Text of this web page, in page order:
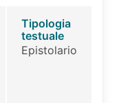
Tipologia
testuale
Epistolario